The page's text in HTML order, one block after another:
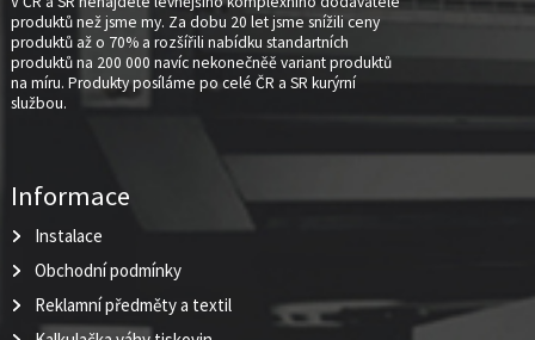
produktů než jsme my. Za dobu 20 let jsme snížili ceny
produktů až o 70% a rozšířili nabídku standartních
produktů na 200 000 navíc nekonečněě variant produktů
na míru. Produkty posíláme po celé ČR a SR kurýrní
službou.
Informace
Instalace
Obchodní podmínky
Reklamní předměty a textil